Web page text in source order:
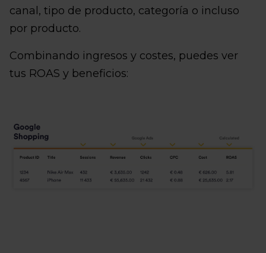
canal, tipo de producto, categoría o incluso
por producto.
Combinando ingresos y costes, puedes ver
tus ROAS y beneficios: